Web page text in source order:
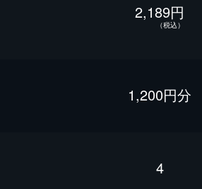
2,189円
（税込）
1,200円分
4